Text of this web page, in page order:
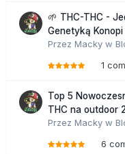
🌱 THC-THC -
Genetyką Konopi
Przez Macky w
1
Top 5
THC na outdoor
Przez Macky w
6